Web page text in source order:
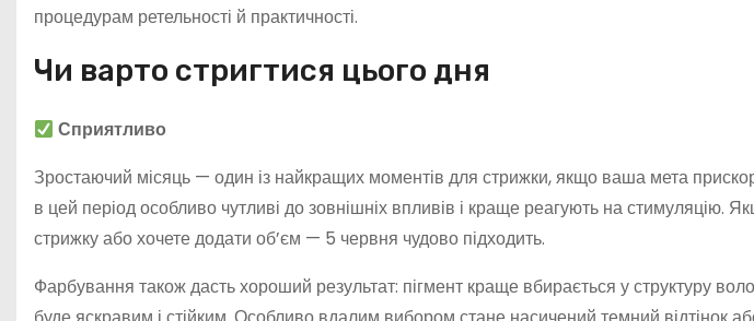
процедурам ретельності й практичності.
Чи варто стригтися цього дня
Сприятливо
Зростаючий місяць — один із найкращих моментів для стрижки, якщо ваша мета
в цей період особливо чутливі до зовнішніх впливів і краще реагують на стимуляцію.
стрижку або хочете додати об’єм — 5 червня чудово підходить.
Фарбування також дасть хороший результат: пігмент краще вбирається у структуру